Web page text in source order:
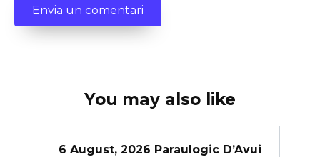
You may also like
6 August, 2026 Paraulogic D’Avui